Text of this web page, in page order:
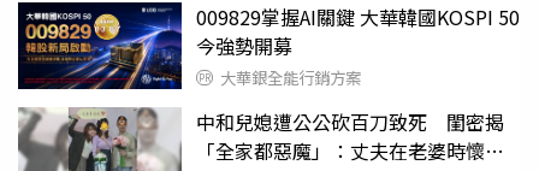
009829掌握AI關鍵 大華韓國KOSPI 50
今強勢開募
大華銀全能行銷方案
中和兒媳遭公公砍百刀致死 閨密揭
「全家都惡魔」：丈夫在老婆時懷孕